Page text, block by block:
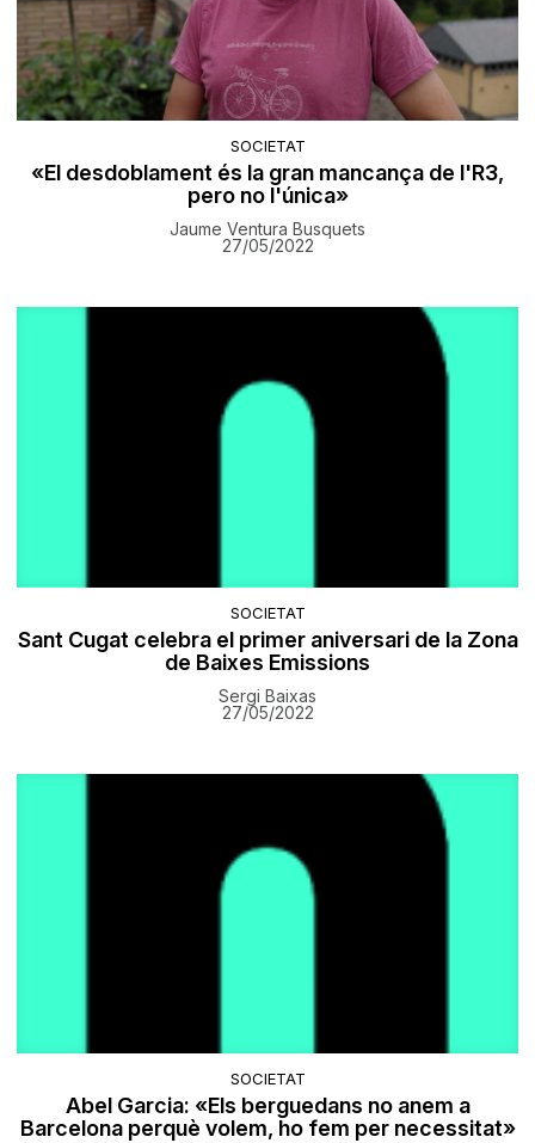
SOCIETAT
«El desdoblament és la gran mancança de l'R3,
pero no l'única»
Jaume Ventura Busquets
27/05/2022
SOCIETAT
Sant Cugat celebra el primer aniversari de la Zona
de Baixes Emissions
Sergi Baixas
27/05/2022
SOCIETAT
Abel Garcia: «Els berguedans no anem a
Barcelona perquè volem, ho fem per necessitat»